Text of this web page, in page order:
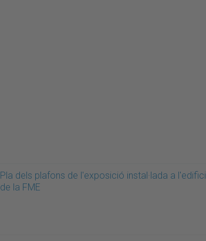
Pla dels plafons de l'exposició instal·lada a l'edifici
de la FME